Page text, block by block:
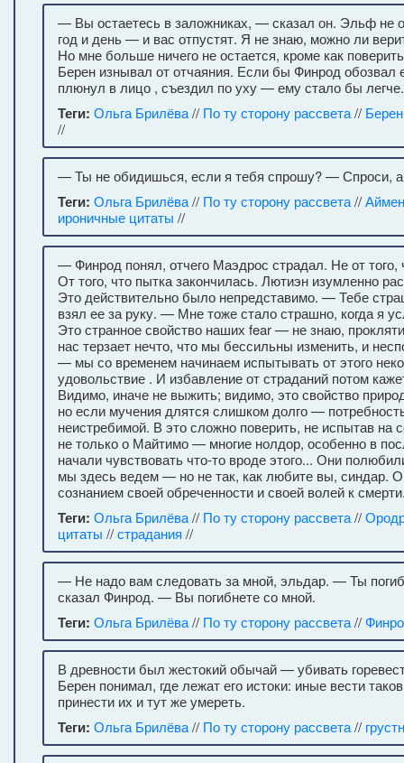
— Вы остаетесь в заложниках, — сказал он. Эльф не
год и день — и вас отпустят. Я не знаю, можно ли
Но мне больше ничего не остается, кроме как
Берен изнывал от отчаяния. Если бы Финрод обозвал
плюнул в лицо , съездил по уху — ему стало бы
Теги: Ольга Брилёва// По ту сторону рассвета// Берен
//
— Ты не обидишься, если я тебя спрошу? — Спроси, а
Теги: Ольга Брилёва// По ту сторону рассвета//
ироничные цитаты //
— Финрод понял, отчего Маэдрос страдал. Не от того,
От того, что пытка закончилась. Лютиэн изумленно
Это действительно было непредставимо. — Тебе
взял ее за руку. — Мне тоже стало страшно, когда я
Это странное свойство наших fear — не знаю,
нас терзает нечто, что мы бессильны изменить, и
— мы со временем начинаем испытывать от этого
удовольствие . И избавление от страданий потом
Видимо, иначе не выжить; видимо, это свойство
но если мучения длятся слишком долго —
неистребимой. В это сложно поверить, не испытав на
не только о Майтимо — многие нолдор, особенно в
начали чувствовать что-то вроде этого... Они
мы здесь ведем — но не так, как любите вы, синдар.
сознанием своей обреченности и своей волей к
Теги: Ольга Брилёва// По ту сторону рассвета//
цитаты //страдания //
— Не надо вам следовать за мной, эльдар. — Ты
сказал Финрод. — Вы погибнете со мной.
Теги: Ольга Брилёва// По ту сторону рассвета//
В древности был жестокий обычай — убивать
Берен понимал, где лежат его истоки: иные вести
принести их и тут же умереть.
Теги: Ольга Брилёва// По ту сторону рассвета//